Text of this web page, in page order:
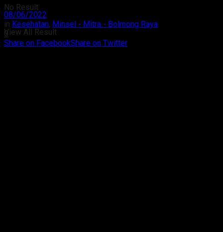
No Result
View All Result
08/06/2022
in Kesehatan, Minsel - Mitra - Bolmong Raya
0
Share on FacebookShare on Twitter